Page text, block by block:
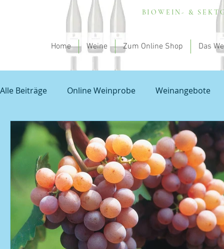
BIOWEIN- &
Home Weine Zum Online Shop Das
Alle Beiträge Online Weinprobe Weinangebote
Spargel und Wein Empfehlung - my theodorus
Unbenannte Kategorie Grauburgunder
Veranstaltungen Sauvignon Blanc